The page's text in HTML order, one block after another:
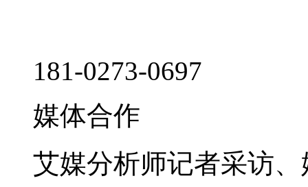
181-0273-0697
媒体合作
艾媒分析师记者采访